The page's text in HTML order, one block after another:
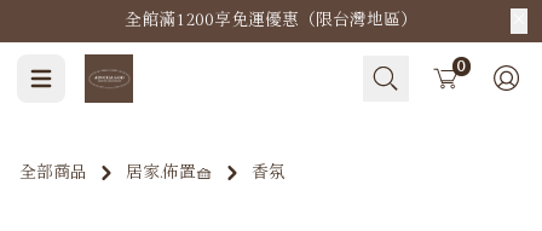
全館滿1200享免運優惠（限台灣地區）
Cart 0
全部商品 居家.佈置🧺 香氛